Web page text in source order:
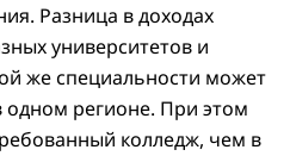
Разница в доходах
университетов и
же специальности может
одном регионе. При этом
колледж, чем в